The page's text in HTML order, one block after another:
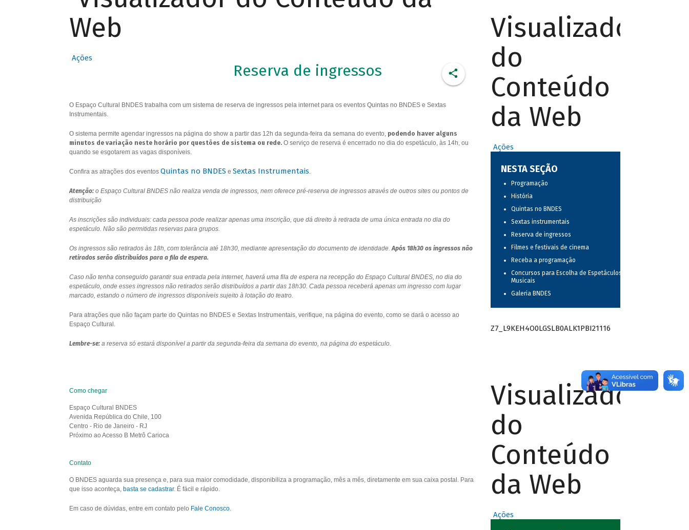
Web
Ações
Reserva de ingressos
O Espaço Cultural BNDES trabalha com um sistema de reserva de ingressos pela internet para os eventos Quintas no BNDES e Sextas
Instrumentais.
O sistema permite agendar ingressos na página do show a partir das 12h da segunda-feira da semana do evento, podendo haver alguns
minutos de variação neste horário por questões de sistema ou rede.O serviço de reserva é encerrado no dia do espetáculo, às 14h, ou
quando se esgotarem as vagas disponíveis.
Confira as atrações dos eventos Quintas no BNDES e Sextas Instrumentais.
Atenção:o Espaço Cultural BNDES não realiza venda de ingressos, nem oferece pré-reserva de ingressos através de outros sites ou pontos de
distribuição
As inscrições são individuais: cada pessoa pode realizar apenas uma inscrição, que dá direito à retirada de uma única entrada no dia do
espetáculo. Não são permitidas reservas para grupos.
Os ingressos são retirados às 18h, com tolerância até 18h30, mediante apresentação do documento de identidade.Após 18h30 os ingressos não
retirados serão distribuídos para a fila de espera.
Caso não tenha conseguido garantir sua entrada pela internet, haverá uma fila de espera na recepção do Espaço Cultural BNDES, no dia do
espetáculo, onde esses ingressos não retirados serão distribuídos a partir das 18h30. Cada pessoa receberá apenas um ingresso com lugar
marcado, estando o número de ingressos disponíveis sujeito à lotação do teatro.
Para atrações que não façam parte do Quintas no BNDES e Sextas Instrumentais, verifique, na página do evento, como se dará o acesso ao
Espaço Cultural.
Lembre-se:a reserva só estará disponível a partir da segunda-feira da semana do evento, na página do espetáculo.
Como chegar
Espaço Cultural BNDES
Avenida República do Chile, 100
Centro - Rio de Janeiro - RJ
Próximo ao Acesso B Metrô Carioca
Contato
O BNDES aguarda sua presença e, para sua maior comodidade, disponibiliza a programação, mês a mês, diretamente em sua caixa postal. Para
que isso aconteça, basta se cadastrar. É fácil e rápido.
Em caso de dúvidas, entre em contato pelo Fale Conosco.
Visualizador
do
Conteúdo
da Web
Ações
NESTA SEÇÃO
Programação
História
Quintas no BNDES
Sextas instrumentais
Reserva de ingressos
Filmes e festivais de cinema
Receba a programação
Concursos para Escolha de Espetáculos
Musicais
Galeria BNDES
Z7_L9KEH4O0LGSLB0ALK1PBI21116
Visualizador
do
Conteúdo
da Web
Ações